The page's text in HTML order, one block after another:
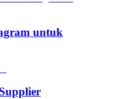
untuk